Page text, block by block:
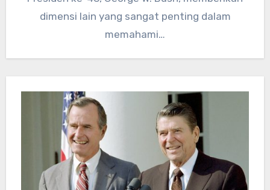
dimensi lain yang sangat penting dalam
memahami…